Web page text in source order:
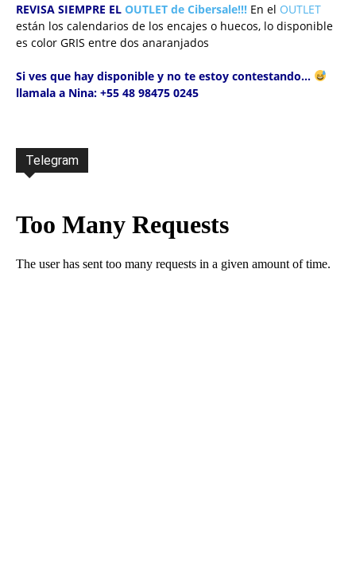
REVISA SIEMPRE EL OUTLET de Cibersale!!! En el OUTLET
están los calendarios de los encajes o huecos, lo disponible
es color GRIS entre dos anaranjados
Si ves que hay disponible y no te estoy contestando…
llamala a Nina: +55 48 98475 0245
Telegram